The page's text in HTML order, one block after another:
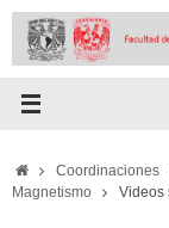
Skip
content
HomeCoordinaciones
Magnetismo
Videos